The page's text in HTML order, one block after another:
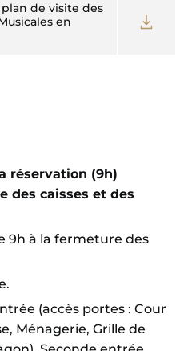
de visite des
en
réservation (9h)
des caisses et des
9h à la fermeture des
(accès portes : Cour
Ménagerie, Grille de